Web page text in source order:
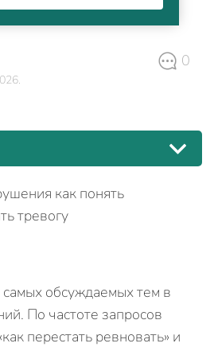
0
обсуждаемых тем в
По частоте запросов
перестать ревновать» и